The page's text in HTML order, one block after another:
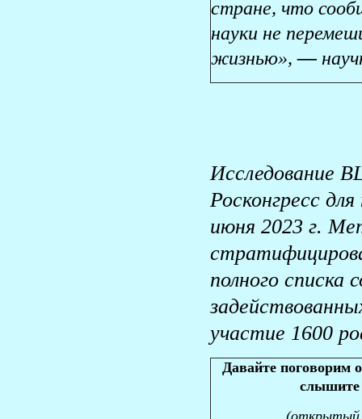
стране, что
науки не
жизнью», —
Исследование
Росконгресс
июня 2023 г.
полного
участие 1600
Давайте поговорим
слышите